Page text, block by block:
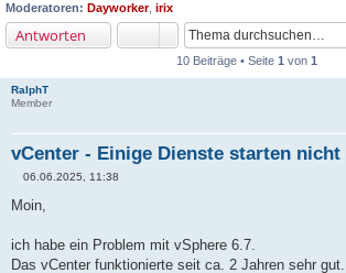
Moderatoren: Dayworker, irix
Antworten
10 Beiträge • Seite 1 von 1
RalphT
Member
vCenter - Einige Dienste starten nicht
i
r
a
g
06.06.2025, 11:38
Moin,
ich habe ein Problem mit vSphere 6.7.
Das vCenter funktionierte seit ca. 2 Jahren sehr